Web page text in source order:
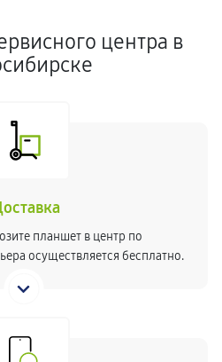
центра в
планшет в центр по
осуществляется бесплатно.